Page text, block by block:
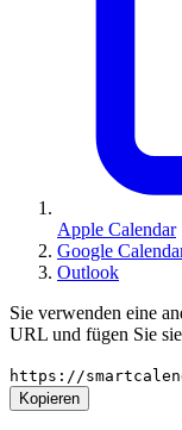
Apple Calendar
Google
Outlook
Sie verwenden eine
URL und fügen Sie
https://
Kopieren